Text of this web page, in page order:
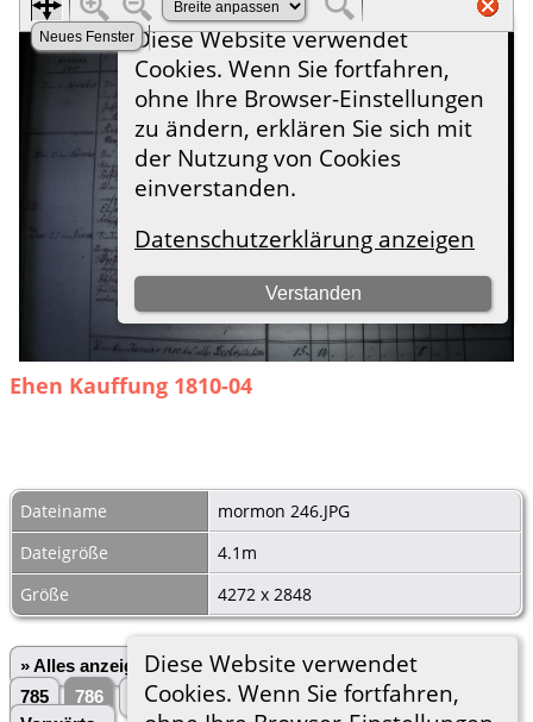
Diese Website verwendet
Cookies. Wenn Sie fortfahren,
Ehen Kauffung 1810-04
Dateiname
mormon 246.JPG
Dateigröße
4.1m
Größe
4272 x 2848
» Alles anzeigen «Zurück «1 ... 782 783
785
786 787 788 789 790 ... 3028»